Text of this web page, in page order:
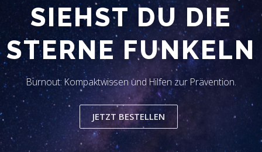
SIEHST DU DIE
STERNE FUNKELN
Burnout: Kompaktwissen und Hilfen zur Prävention.
JETZT BESTELLEN